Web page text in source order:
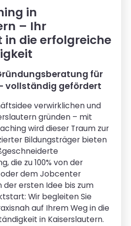
in
– Ihr
die erfolgreiche
für
vollständig gefördert
verwirklichen und
gründen – mit
wird dieser Traum zur
Bildungsträger bieten
die zu 100% von der
dem Jobcenter
der ersten Idee bis zum
Wir begleiten Sie
auf Ihrem Weg in die
in Kaiserslautern.